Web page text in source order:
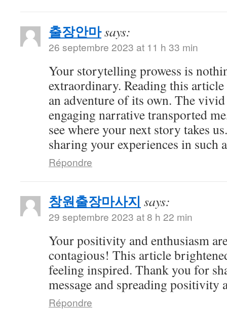
출장안마says:
26 septembre 2023 at 11 h 33 min
Your storytelling prowess is
extraordinary. Reading this
an adventure of its own. The
engaging narrative transported
see where your next story takes
sharing your experiences in such
Répondre
창원출장마사지 says:
29 septembre 2023 at 8 h 22 min
Your positivity and enthusiasm
contagious! This article
feeling inspired. Thank you for
message and spreading positivity
Répondre